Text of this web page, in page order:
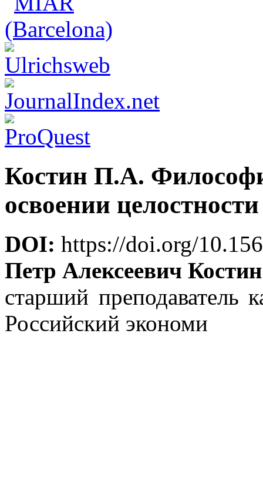
Костин П.А.
освоении
DOI: https://doi.org/
Петр Алексеевич Костин
старший преподаватель
Российский экономи